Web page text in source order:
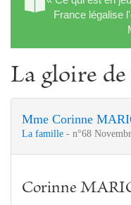
France légalise
La gloire de
Mme Corinne
La famille - n°68
Corinne